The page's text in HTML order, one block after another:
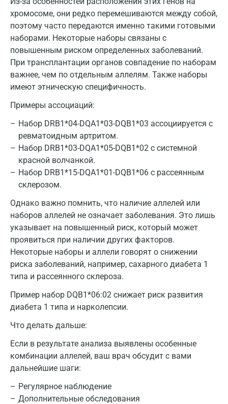
хромосоме, они редко перемешиваются между собой,
поэтому часто передаются именно такими готовыми
наборами. Некоторые наборы связаны с
повышенным риском определенных заболеваний.
При трансплантации органов совпадение по наборам
важнее, чем по отдельным аллелям. Также наборы
имеют этническую специфичность.
Примеры ассоциаций:
Набор DRB1*04-DQA1*03-DQB1*03 ассоциируется с
ревматоидным артритом.
Набор DRB1*03-DQA1*05-DQB1*02 с системной
красной волчанкой.
Набор DRB1*15-DQA1*01-DQB1*06 с рассеянным
склерозом.
Однако важно помнить, что наличие аллелей или
наборов аллелей не означает заболевания. Это лишь
указывает на повышенный риск, который может
проявиться при наличии других факторов.
Некоторые наборы и аллели говорят о снижении
риска заболеваний, например, сахарного диабета 1
типа и рассеянного склероза.
Пример набор DQB1*06:02 снижает риск развития
диабета 1 типа и нарколепсии.
Что делать дальше:
Если в результате анализа выявлены особенные
комбинации аллелей, ваш врач обсудит с вами
дальнейшие шаги:
Регулярное наблюдение
Дополнительные обследования
Геленджик
Голубое
Дзержинск
Дзержинский
Домодедово
Екатеринбург
Жуковский
Зеленоград
Ивантеевка
Ижевск
Истра
Калуга
Кемерово
Ковров